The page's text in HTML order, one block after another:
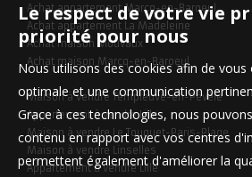
Achat appartement Marcq-en-Baroeul
Achat appartement La Madeleine
Achat maison Mouvaux
Achat maison Marcq-en-Baroeul
Maison à vendre Templeuve-en-Pévèle
Appartement à vendre Lille
Maison à vendre Le Touquet-Paris-Plage
Maison à vendre Linselles
Appartement à vendre Lille
Le respect de votre vie
priorité pour nous
Nous utilisons des cookies afin de vous
optimale et une communication
Grace à ces technologies, nous
contenu en rapport avec vos centres
permettent également d'améliorer la